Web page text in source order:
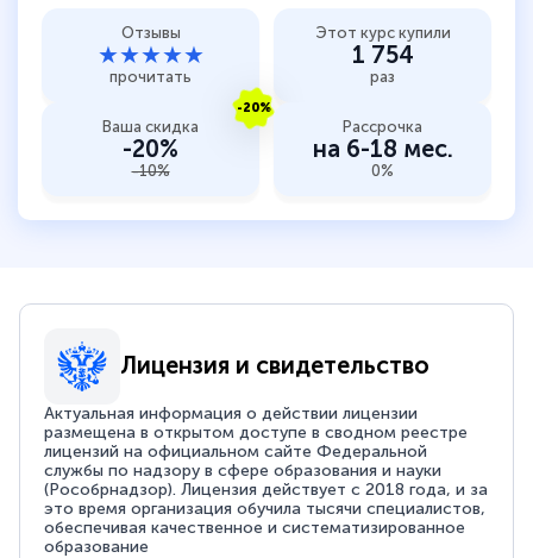
Отзывы
★★★★★
прочитать
Этот курс купили
1 754
раз
-20%
Ваша скидка
-20%
-10%
Рассрочка
на 6-18 мес.
0%
Лицензия и свидетельство
Актуальная информация о действии лицензии
размещена в открытом доступе в сводном реестре
лицензий на официальном сайте Федеральной
службы по надзору в сфере образования и науки
(Рособрнадзор). Лицензия действует с 2018 года, и за
это время организация обучила тысячи специалистов,
обеспечивая качественное и систематизированное
образование